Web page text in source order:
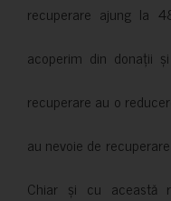
recuperare ajung la
acoperim din donații
recuperare au o
au nevoie de
Chiar și cu această